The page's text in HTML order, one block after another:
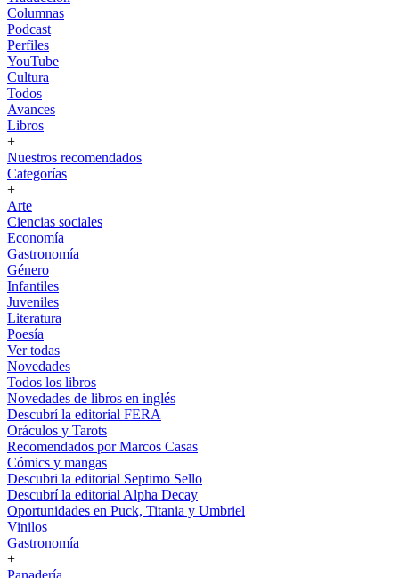
Columnas
Podcast
Perfiles
YouTube
Cultura
Todos
Avances
Libros
+
Nuestros recomendados
Categorías
+
Arte
Ciencias sociales
Economía
Gastronomía
Género
Infantiles
Juveniles
Literatura
Poesía
Ver todas
Novedades
Todos los libros
Novedades de libros en inglés
Descubrí la editorial FERA
Oráculos y Tarots
Recomendados por Marcos Casas
Cómics y mangas
Descubri la editorial Septimo Sello
Descubrí la editorial Alpha Decay
Oportunidades en Puck, Titania y Umbriel
Vinilos
Gastronomía
+
Panadería